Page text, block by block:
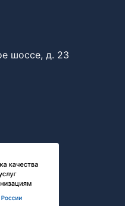
шоссе, д. 23